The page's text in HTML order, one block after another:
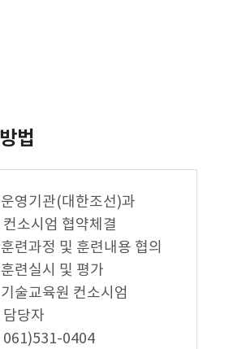
법
운영기관(대한조선)과
컨소시엄 협약체결
훈련과정 및 훈련내용 협의
훈련실시 및 평가
기술교육원 컨소시엄
담당자
061)531-0404